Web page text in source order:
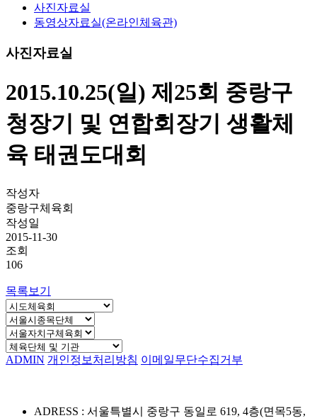
사진자료실
동영상자료실(온라인체육관)
사진자료실
2015.10.25(일) 제25회 중랑구
청장기 및 연합회장기 생활체
육 태권도대회
작성자
중랑구체육회
작성일
2015-11-30
조회
106
목록보기
ADMIN 개인정보처리방침 이메일무단수집거부
ADRESS : 서울특별시 중랑구 동일로 619, 4층(면목5동,